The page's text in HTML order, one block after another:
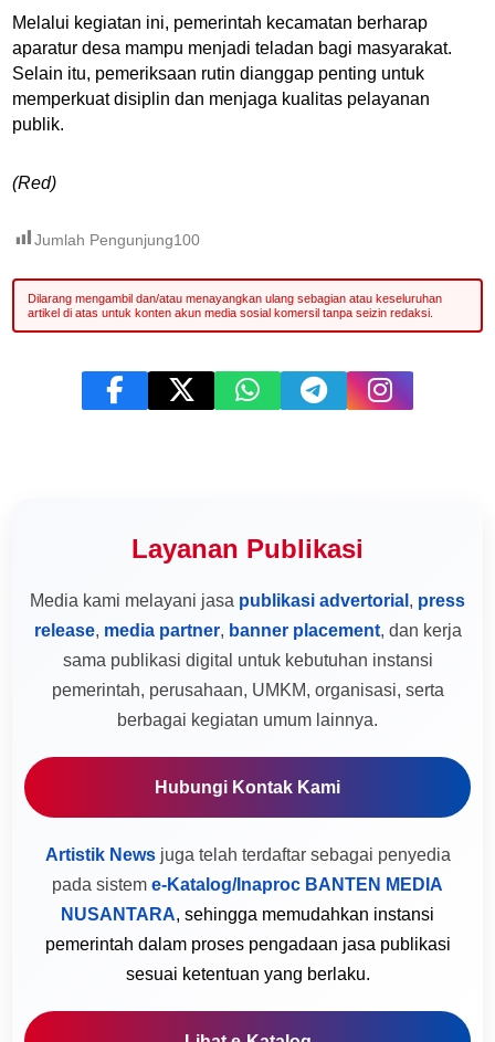
Melalui kegiatan ini, pemerintah kecamatan berharap
aparatur desa mampu menjadi teladan bagi masyarakat.
Selain itu, pemeriksaan rutin dianggap penting untuk
memperkuat disiplin dan menjaga kualitas pelayanan
publik.
(Red)
Jumlah Pengunjung100
Layanan Publikasi
Media kami melayani jasa publikasi advertorial , press
release, media partner, banner placement, dan kerja
sama publikasi digital untuk kebutuhan instansi
pemerintah, perusahaan, UMKM, organisasi, serta
berbagai kegiatan umum lainnya.
Hubungi Kontak Kami
Artistik Newsjuga telah terdaftar sebagai penyedia
pada sistem e-Katalog/Inaproc BANTEN MEDIA
NUSANTARA, sehingga memudahkan instansi
pemerintah dalam proses pengadaan jasa publikasi
sesuai ketentuan yang berlaku.